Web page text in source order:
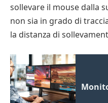
sollevare il mouse dalla
non sia in grado di
la distanza di